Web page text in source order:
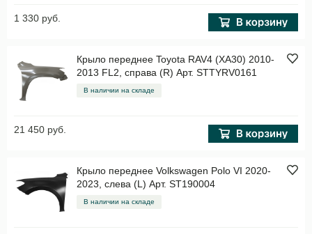
1 330 руб.
Крыло переднее Toyota RAV4 (XA30) 2010-
2013 FL2, справа (R) Арт. STTYRV0161
В наличии на складе
21 450 руб.
Крыло переднее Volkswagen Polo VI 2020-
2023, слева (L) Арт. ST190004
В наличии на складе